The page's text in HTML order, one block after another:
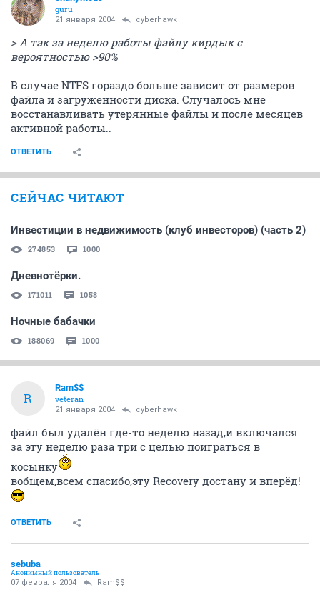
guru
21 января 2004 cyberhawk
> А так за неделю работы файлу кирдык с
вероятностью >90%
В случае NTFS гораздо больше зависит от размеров
файла и загруженности диска. Случалось мне
восстанавливать утерянные файлы и после месяцев
активной работы..
ОТВЕТИТЬ
СЕЙЧАС ЧИТАЮТ
Инвестиции в недвижимость (клуб инвесторов) (часть 2)
274853 1000
Дневнотёрки.
171011 1058
Ночные бабачки
188069 1000
R
Ram$$
veteran
21 января 2004 cyberhawk
файл был удалён где-то неделю назад,и включался
за эту неделю раза три с целью поиграться в
косынку
вобщем,всем спасибо,эту Recovery достану и вперёд!
ОТВЕТИТЬ
sebuba
Анонимный пользователь
07 февраля 2004 Ram$$